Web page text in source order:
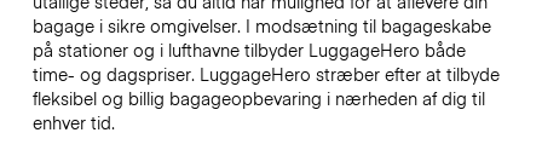
bagage i sikre omgivelser. I modsætning til bagageskabe
på stationer og i lufthavne tilbyder LuggageHero både
time- og dagspriser. LuggageHero stræber efter at tilbyde
fleksibel og billig bagageopbevaring i nærheden af dig til
enhver tid.